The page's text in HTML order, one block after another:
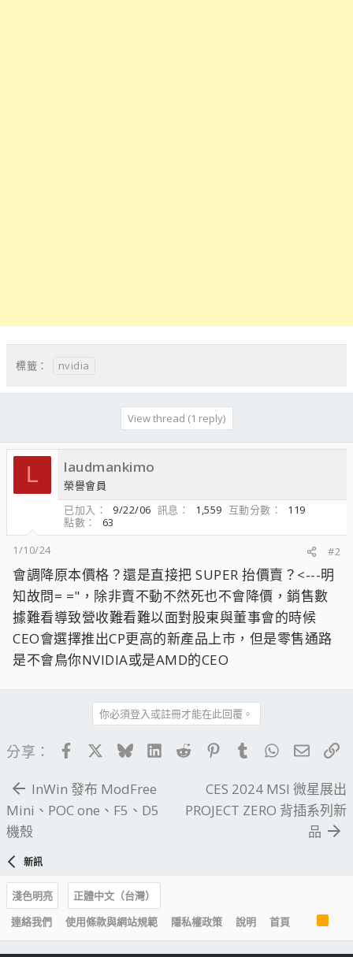
標籤： nvidia
View thread (1 reply)
L laudmankimo
榮譽會員
已加入
9/22/06 訊息 1,559 互動分數
119
點數
63
1/10/24
#2
會調降原本價格？還是直接把 SUPER 抬價賣？<---明
知故問= ="，除非賣不動不然死也不會降價，銷售數
據難看導致營收難看難以面對股東與董事會的時候
CEO會選擇推出CP更高的新產品上市，但是零售通路
是不會鳥你NVIDIA或是AMD的CEO
你必須登入或註冊才能在此回覆。
分享： FacebookBlueskyLinkedIn
Reddit PinterestTumblrWhatsApp
電子
InWin 發布 ModFree
Mini、POC one、F5、D5
機殼
CES 2024 MSI 微星展出
PROJECT ZERO 背插系列新
品
新訊
淺色明亮
正體中文（台灣）
連絡我們
使用條款與網站規範 隱私權政策 說明 首頁
R
S
S